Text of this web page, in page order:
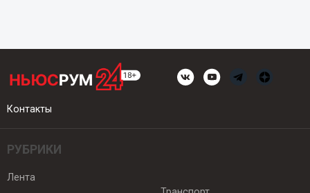
Контакты
РУБРИКИ
Лента